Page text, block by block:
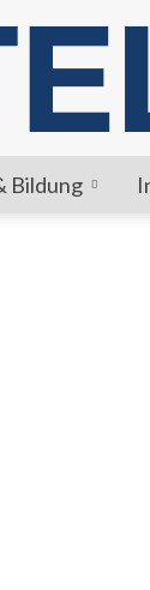
Bildung